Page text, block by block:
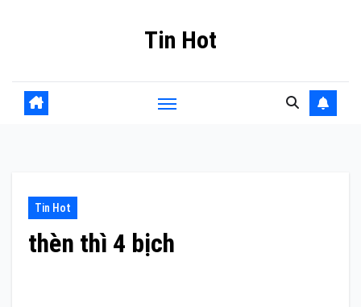
Tin Hot
Tin Hot
thèn thì 4 bịch